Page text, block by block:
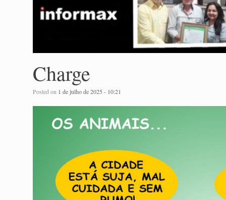
Charge
Posted on 1 de julho de 2025 - 10:21